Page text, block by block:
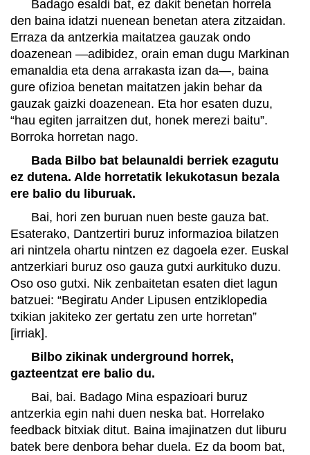
Badago esaldi bat, ez dakit benetan horrela
den baina idatzi nuenean benetan atera zitzaidan.
Erraza da antzerkia maitatzea gauzak ondo
doazenean —adibidez, orain eman dugu Markinan
emanaldia eta dena arrakasta izan da—, baina
gure ofizioa benetan maitatzen jakin behar da
gauzak gaizki doazenean. Eta hor esaten duzu,
“hau egiten jarraitzen dut, honek merezi baitu”.
Borroka horretan nago.
Bada Bilbo bat belaunaldi berriek ezagutu
ez dutena. Alde horretatik lekukotasun bezala
ere balio du liburuak.
Bai, hori zen buruan nuen beste gauza bat.
Esaterako, Dantzertiri buruz informazioa bilatzen
ari nintzela ohartu nintzen ez dagoela ezer. Euskal
antzerkiari buruz oso gauza gutxi aurkituko duzu.
Oso oso gutxi. Nik zenbaitetan esaten diet lagun
batzuei: “Begiratu Ander Lipusen entziklopedia
txikian jakiteko zer gertatu zen urte horretan”
[irriak].
Bilbo zikinak underground horrek,
gazteentzat ere balio du.
Bai, bai. Badago Mina espazioari buruz
antzerkia egin nahi duen neska bat. Horrelako
feedback bitxiak ditut. Baina imajinatzen dut liburu
batek bere denbora behar duela. Ez da boom bat,